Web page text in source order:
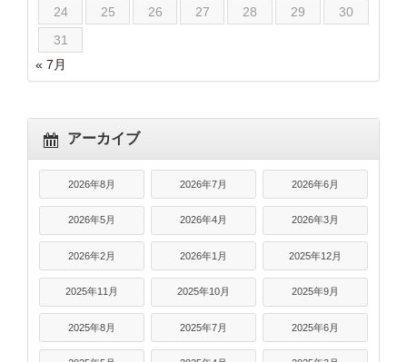
24
25 26 27 28 29
30
31
« 7月
アーカイブ
2026年8月 2026年7月 2026年6月
2026年5月 2026年4月 2026年3月
2026年2月 2026年1月 2025年12月
2025年11月 2025年10月 2025年9月
2025年8月 2025年7月 2025年6月